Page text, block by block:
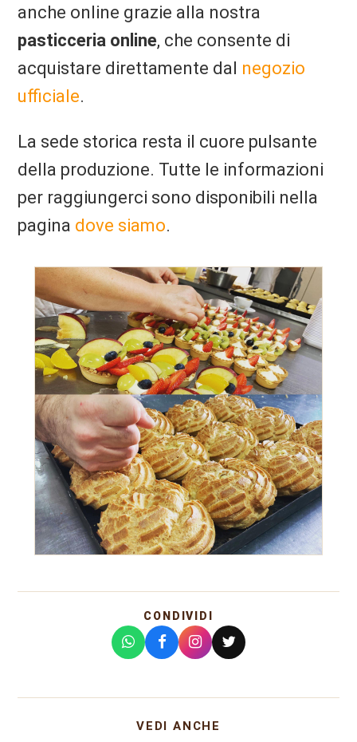
anche online grazie alla nostra
pasticceria online, che consente di
acquistare direttamente dal negozio
ufficiale.
La sede storica resta il cuore pulsante
della produzione. Tutte le informazioni
per raggiungerci sono disponibili nella
pagina dove siamo.
CONDIVIDI
VEDI ANCHE